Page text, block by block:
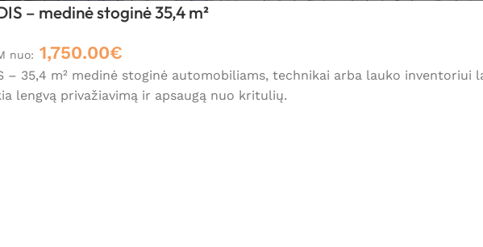
– medinė stoginė 35,4 m²
nuo: 1,750.00€
– 35,4 m² medinė stoginė automobiliams, technikai arba lauko inventoriui
lengvą privažiavimą ir apsaugą nuo kritulių.